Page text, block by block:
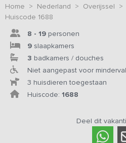
Home > Nederland > Overijssel >
Huiscode 1688
8 - 19 personen
9 slaapkamers
3 badkamers / douches
Niet aangepast voor
3 huisdieren toegestaan
Huiscode: 1688
Deel dit